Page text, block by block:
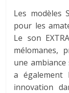
Les modèles
pour les
Le son
mélomanes,
une
a également
innovation